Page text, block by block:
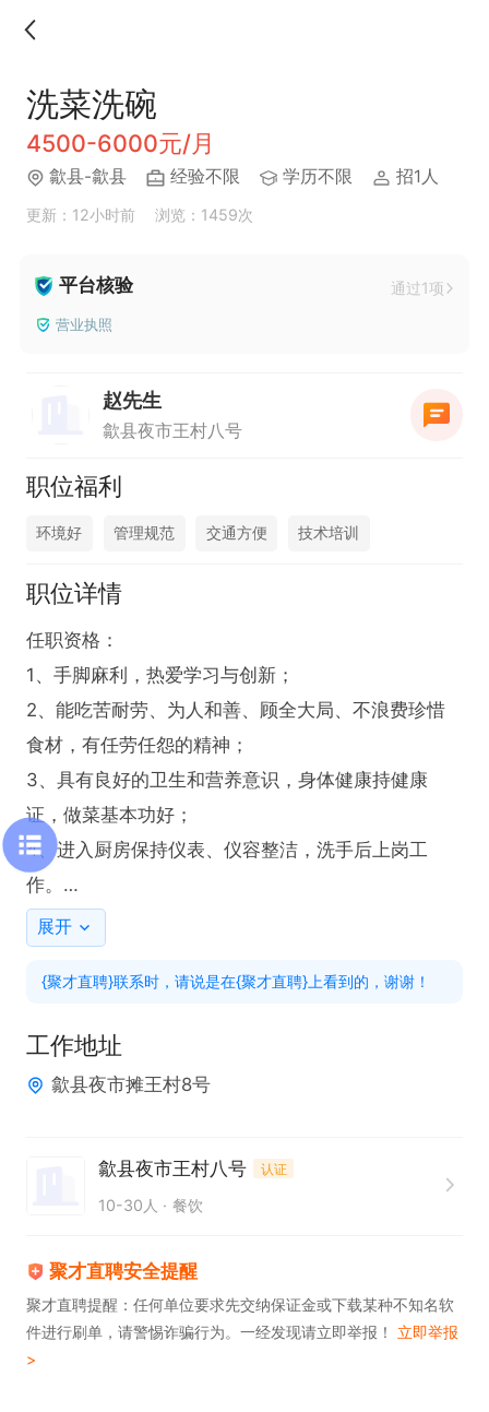
洗菜洗碗
4500-6000元/月
歙县-歙县 经验不限 学历不限 招1人
更新：12小时前 浏览：1459次
平台核验 通过1项
营业执照
赵先生
歙县夜市王村八号
职位福利
环境好 管理规范 交通方便 技术培训
职位详情
任职资格：
1、手脚麻利，热爱学习与创新；
2、能吃苦耐劳、为人和善、顾全大局、不浪费珍惜
食材，有任劳任怨的精神；
3、具有良好的卫生和营养意识，身体健康持健康
证，做菜基本功好；
4、进入厨房保持仪表、仪容整洁，洗手后上岗工
作。
工作时间：
展开
{聚才直聘}联系时，请说是在{聚才直聘}上看到的，谢谢！
工作地址
歙县夜市摊王村8号
歙县夜市王村八号 认证
10-30人 餐饮
聚才直聘安全提醒
聚才直聘提醒：任何单位要求先交纳保证金或下载某种不知名软
件进行刷单，请警惕诈骗行为。一经发现请立即举报！ 立即举报
>